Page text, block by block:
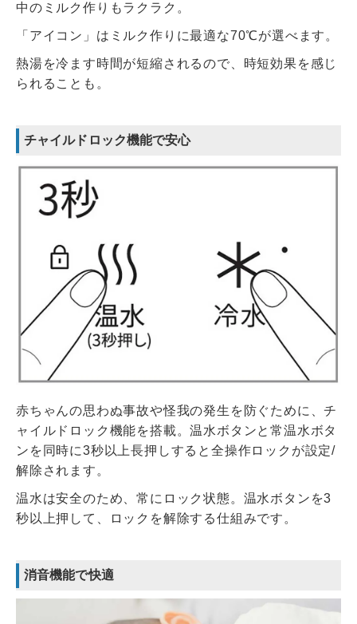
中のミルク作りもラクラク。
「アイコン」はミルク作りに最適な70℃が選べます。
熱湯を冷ます時間が短縮されるので、時短効果を感じ
られることも。
チャイルドロック機能で安心
赤ちゃんの思わぬ事故や怪我の発生を防ぐために、チ
ャイルドロック機能を搭載。温水ボタンと常温水ボタ
ンを同時に3秒以上長押しすると全操作ロックが設定/
解除されます。
温水は安全のため、常にロック状態。温水ボタンを3
秒以上押して、ロックを解除する仕組みです。
消音機能で快適